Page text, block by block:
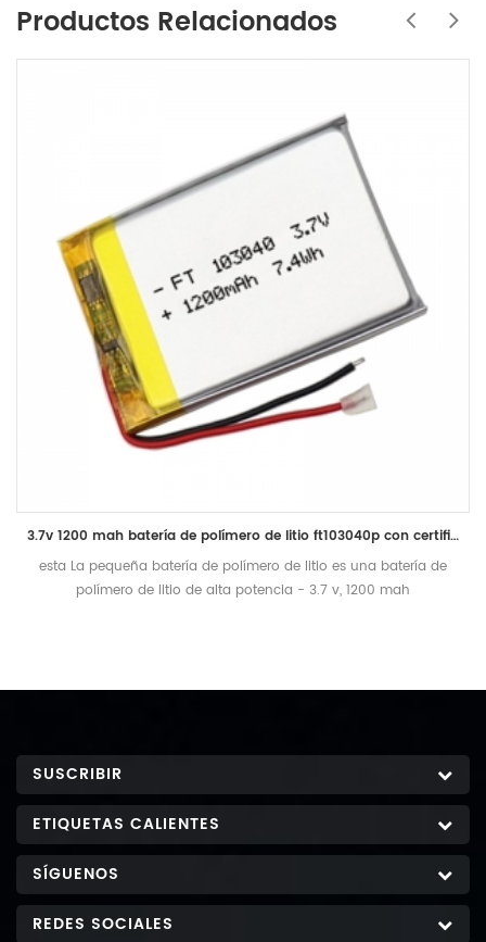
Productos Relacionados
3.7v 1200 mah batería de polímero de litio ft103040p con certificado ul
esta La pequeña batería de polímero de litio es una batería de
polímero de litio de alta potencia - 3.7 v, 1200 mah
SUSCRIBIR
ETIQUETAS CALIENTES
SÍGUENOS
REDES SOCIALES